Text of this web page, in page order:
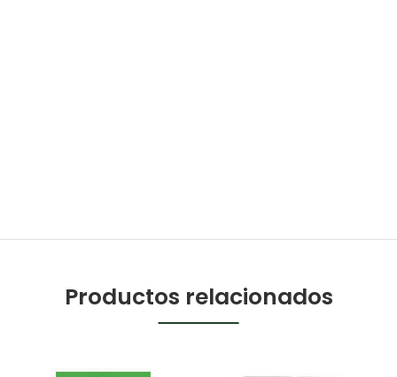
Productos relacionados